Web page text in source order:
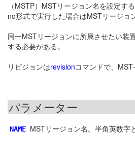
（MSTP）MSTリージョン名を設定する
no形式で実行した場合はMSTリージョ
同一MSTリージョンに所属させたい装
する必要がある。
リビジョンはrevisionコマンドで、
パラメーター
NAME MSTリージョン名。半角英数字